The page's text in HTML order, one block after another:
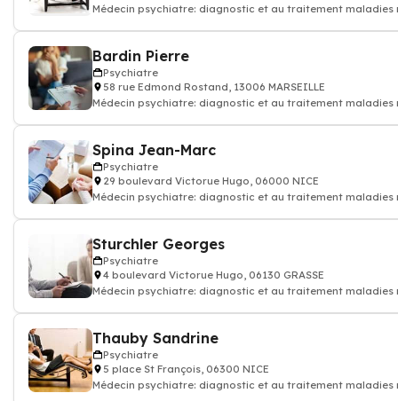
Médecin psychiatre: diagnostic et au traitement maladies
Bardin Pierre
Psychiatre
58 rue Edmond Rostand, 13006 MARSEILLE
Médecin psychiatre: diagnostic et au traitement maladies
Spina Jean-Marc
Psychiatre
29 boulevard Victorue Hugo, 06000 NICE
Médecin psychiatre: diagnostic et au traitement maladies
Sturchler Georges
Psychiatre
4 boulevard Victorue Hugo, 06130 GRASSE
Médecin psychiatre: diagnostic et au traitement maladies
Thauby Sandrine
Psychiatre
5 place St François, 06300 NICE
Médecin psychiatre: diagnostic et au traitement maladies